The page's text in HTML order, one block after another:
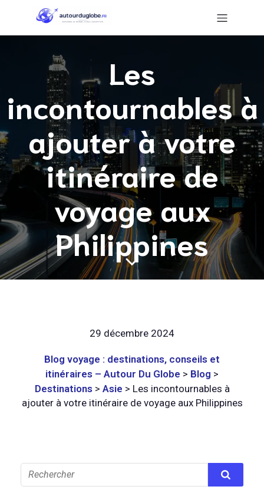
Les
incontournables à
ajouter à votre
itinéraire de
voyage aux
Philippines
29 décembre 2024
Blog voyage : destinations, conseils et
itinéraires – Autour Du Globe > Blog >
Destinations> Asie > Les incontournables à
ajouter à votre itinéraire de voyage aux Philippines